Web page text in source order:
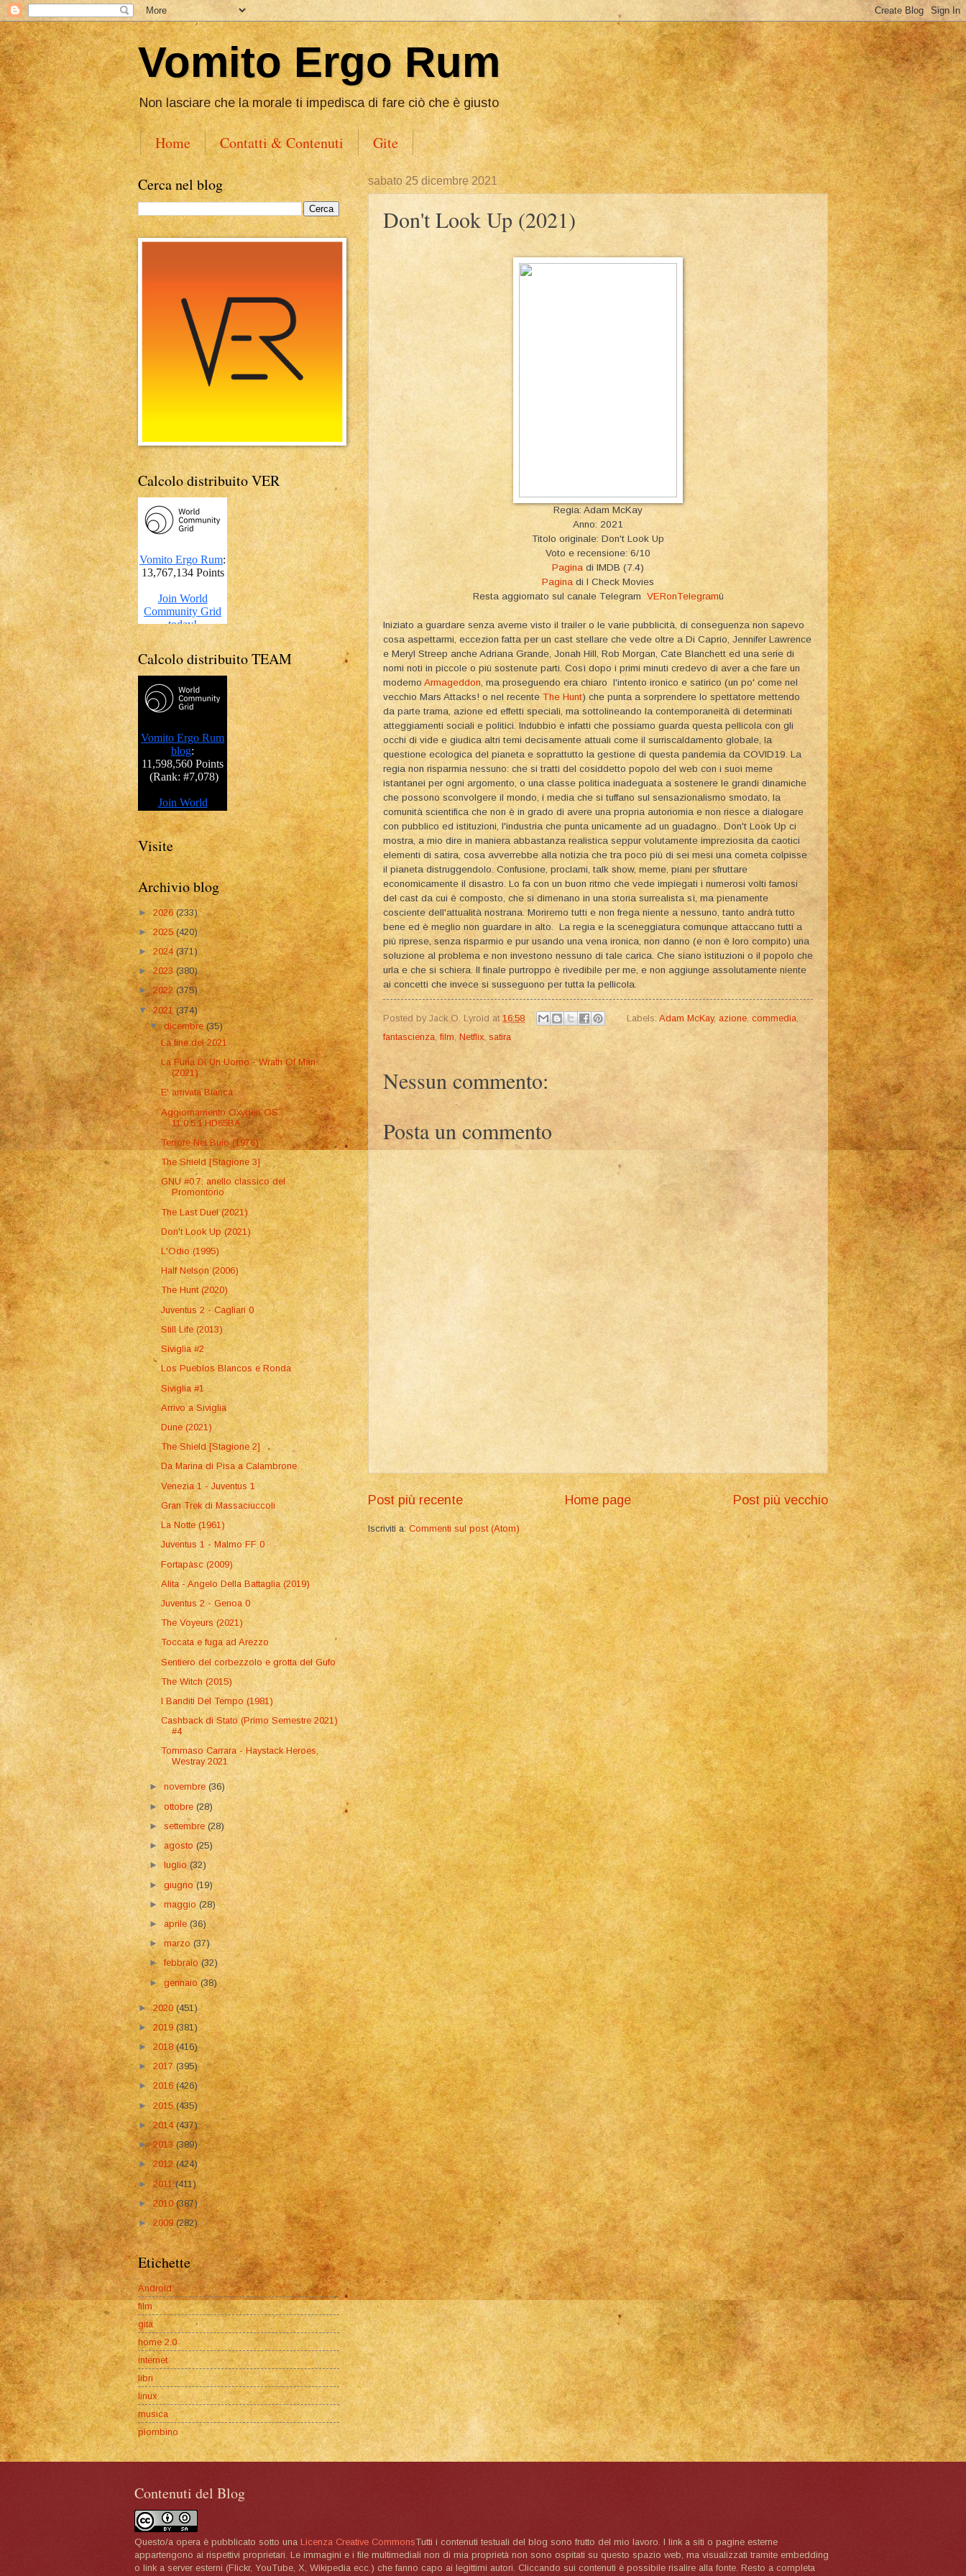
Vomito Ergo Rum
Non lasciare che la morale ti impedisca di fare ciò che è giusto
Home Contatti & Contenuti Gite
sabato 25 dicembre 2021
Don't Look Up (2021)
Regia: Adam McKay
Anno: 2021
Titolo originale: Don't Look Up
Voto e recensione: 6/10
Pagina di IMDB (7.4)
Pagina di I Check Movies
Resta aggiornato sul canale Telegram VERonTelegramù
Iniziato a guardare senza averne visto il trailer o le varie pubblicità, di conseguenza non sapevo
cosa aspettarmi, eccezion fatta per un cast stellare che vede oltre a Di Caprio, Jennifer Lawrence
e Meryl Streep anche Adriana Grande, Jonah Hill, Rob Morgan, Cate Blanchett ed una serie di
nomi noti in piccole o più sostenute parti. Così dopo i primi minuti credevo di aver a che fare un
moderno Armageddon , ma proseguendo era chiaro l'intento ironico e satirico (un po' come nel
vecchio Mars Attacks! o nel recente The Hunt) che punta a sorprendere lo spettatore mettendo
da parte trama, azione ed effetti speciali, ma sottolineando la contemporaneità di determinati
atteggiamenti sociali e politici. Indubbio è infatti che possiamo guarda questa pellicola con gli
occhi di vide e giudica altri temi decisamente attuali come il surriscaldamento globale, la
questione ecologica del pianeta e soprattutto la gestione di questa pandemia da COVID19. La
regia non risparmia nessuno: che si tratti del cosiddetto popolo del web con i suoi meme
istantanei per ogni argomento, o una classe politica inadeguata a sostenere le grandi dinamiche
che possono sconvolgere il mondo, i media che si tuffano sul sensazionalismo smodato, la
comunità scientifica che non è in grado di avere una propria autonomia e non riesce a dialogare
con pubblico ed istituzioni, l'industria che punta unicamente ad un guadagno.. Don't Look Up ci
mostra, a mio dire in maniera abbastanza realistica seppur volutamente impreziosita da caotici
elementi di satira, cosa avverrebbe alla notizia che tra poco più di sei mesi una cometa colpisse
il pianeta distruggendolo. Confusione, proclami, talk show, meme, piani per sfruttare
economicamente il disastro. Lo fa con un buon ritmo che vede impiegati i numerosi volti famosi
del cast da cui è composto, che si dimenano in una storia surrealista sì, ma pienamente
cosciente dell'attualità nostrana. Moriremo tutti e non frega niente a nessuno, tanto andrà tutto
bene ed è meglio non guardare in alto. La regia e la sceneggiatura comunque attaccano tutti a
più riprese, senza risparmio e pur usando una vena ironica, non danno (e non è loro compito) una
soluzione al problema e non investono nessuno di tale carica. Che siano istituzioni o il popolo che
urla e che si schiera. Il finale purtroppo è rivedibile per me, e non aggiunge assolutamente niente
ai concetti che invece si susseguono per tutta la pellicola.
Posted by Jack O. Lyroid at 16:58 Labels: Adam McKay, azione, commedia
fantascienza,film, Netflix,satira
Nessun commento:
Posta un commento
Post più recente Post più vecchio
Home page
Iscriviti a: Commenti sul post (Atom)
Cerca nel blog
Calcolo distribuito VER
Calcolo distribuito TEAM
Visite
Archivio blog
► 2026(233)
►2025(420)
►2024 (371)
►2023(380)
►2022 (375)
▼2021(374)
▼dicembre(35)
La fine del 2021
La Furia Di Un Uomo - Wrath Of Man
(2021)
E' arrivata Bianca
Aggiornamento Oxygen OS
11.0.5.1.HD65BA
Terrore Nel Buio (1976)
The Shield [Stagione 3]
GNU #0.7: anello classico del
Promontorio
The Last Duel (2021)
Don't Look Up (2021)
L'Odio (1995)
Half Nelson (2006)
The Hunt (2020)
Juventus 2 - Cagliari 0
Still Life (2013)
Siviglia #2
Los Pueblos Blancos e Ronda
Siviglia #1
Arrivo a Siviglia
Dune (2021)
The Shield [Stagione 2]
Da Marina di Pisa a Calambrone
Venezia 1 - Juventus 1
Gran Trek di Massaciuccoli
La Notte (1961)
Juventus 1 - Malmo FF 0
Fortapàsc (2009)
Alita - Angelo Della Battaglia (2019)
Juventus 2 - Genoa 0
The Voyeurs (2021)
Toccata e fuga ad Arezzo
Sentiero del corbezzolo e grotta del Gufo
The Witch (2015)
I Banditi Del Tempo (1981)
Cashback di Stato (Primo Semestre 2021)
#4
Tommaso Carrara - Haystack Heroes,
Westray 2021
►novembre(36)
►ottobre(28)
►settembre(28)
►agosto(25)
►luglio(32)
►giugno(19)
►maggio(28)
►aprile(36)
►marzo(37)
►febbraio(32)
►gennaio(38)
►2020(451)
►2019(381)
►2018(416)
►2017 (395)
►2016 (426)
►2015(435)
►2014(437)
►2013(389)
►2012(424)
►2011(411)
►2010(387)
►2009(282)
Etichette
Android
film
gita
home 2.0
internet
libri
linux
musica
piombino
Contenuti del Blog
Questo/a opera è pubblicato sotto una Licenza Creative CommonsTutti i contenuti testuali del blog sono frutto del mio lavoro. I link a siti o pagine esterne
appartengono ai rispettivi proprietari. Le immagini e i file multimediali non di mia proprietà non sono ospitati su questo spazio web, ma visualizzati tramite embedding
o link a server esterni (Flickr, YouTube, X, Wikipedia ecc.) che fanno capo ai legittimi autori. Cliccando sui contenuti è possibile risalire alla fonte. Resto a completa